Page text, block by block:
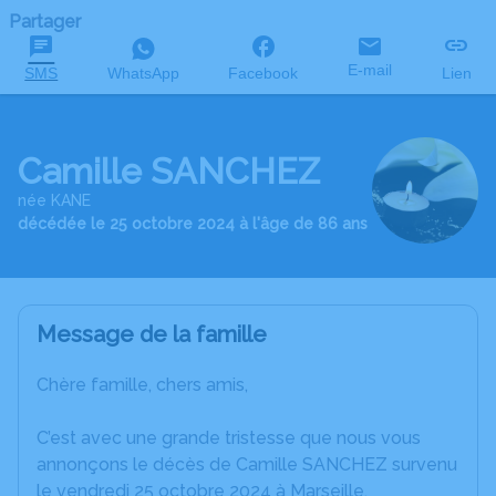
Partager
SMS WhatsApp Facebook E-mail Lien
Camille SANCHEZ
née KANE
décédée le 25 octobre 2024 à l'âge de 86 ans
Message de la famille
Chère famille, chers amis,
C’est avec une grande tristesse que nous vous
annonçons le décès de Camille SANCHEZ survenu
le vendredi 25 octobre 2024 à Marseille.